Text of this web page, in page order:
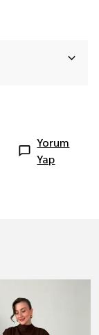
Yorum
Yap